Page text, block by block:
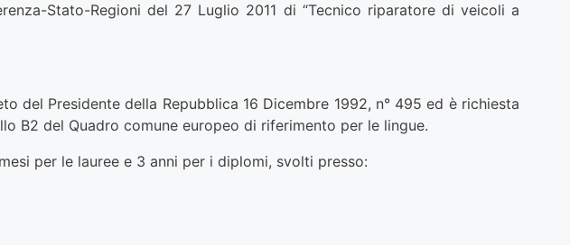
Stato-Regioni del 27 Luglio 2011 di “Tecnico riparatore di veicoli a
del Presidente della Repubblica 16 Dicembre 1992, n° 495 ed è richiesta
B2 del Quadro comune europeo di riferimento per le lingue.
per le lauree e 3 anni per i diplomi, svolti presso: